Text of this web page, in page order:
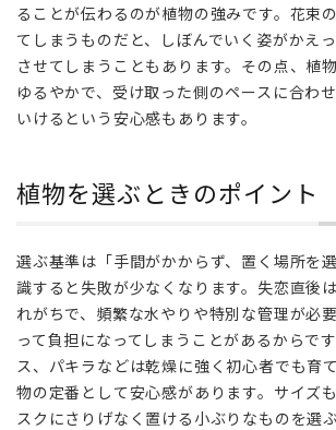
い
る
理
2
を
と
き
の
イ
ン
ト
ることが伝わるのが植物の強みです。花束
てしまうものだと、しぼんでいく姿がかえ
させてしまうこともあります。その点、植
ゆるやかで、受け取った側のペースに合わ
いけるという安心感もあります。
植物を選ぶときのポイント
選ぶ基準は「手間がかからず、置く場所を
識すると失敗が少なくなります。失恋直後
れがちで、頻繁な水やりや特別な管理が必
って負担になってしまうことがあるからで
ス、パキラなどは乾燥に強く初心者でも育
物の定番として安心感があります。サイズ
スクにさりげなく置ける小ぶりなものを選